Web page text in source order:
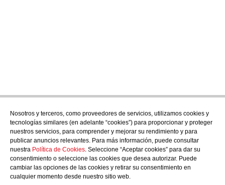
Nosotros y terceros, como proveedores de servicios, utilizamos cookies y
tecnologías similares (en adelante “cookies”) para proporcionar y proteger
nuestros servicios, para comprender y mejorar su rendimiento y para
publicar anuncios relevantes. Para más información, puede consultar
nuestra Política de Cookies. Seleccione “Aceptar cookies” para dar su
consentimiento o seleccione las cookies que desea autorizar. Puede
cambiar las opciones de las cookies y retirar su consentimiento en
cualquier momento desde nuestro sitio web.